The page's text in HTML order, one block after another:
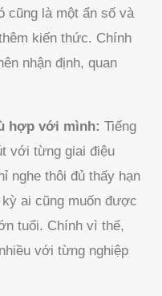
cũng là một ẩn số và
kiến thức. Chính
nhận định, quan
hợp với mình:Tiếng
với từng giai điệu
nghe thôi đủ thấy hạn
ai cũng muốn được
tuổi. Chính vì thế,
với từng nghiệp